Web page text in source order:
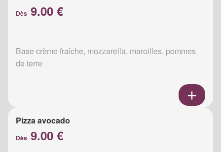
Dès 9.00 €
Base crème fraîche, mozzarella, maroilles, pommes
de terre
Pizza avocado
Dès 9.00 €